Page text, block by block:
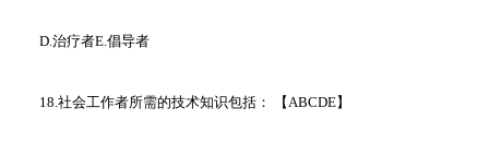
D.治疗者E.倡导者
18.社会工作者所需的技术知识包括： 【ABCDE】